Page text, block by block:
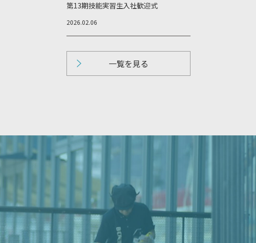
第13期技能実習生入社歓迎式
2026.02.06
一覧を見る